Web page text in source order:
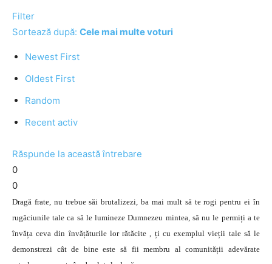
Filter
Sortează după: Cele mai multe voturi
Newest First
Oldest First
Random
Recent activ
Răspunde la această întrebare
0
0
Dragă frate, nu trebue săi brutalizezi, ba mai mult să te rogi pentru ei în
rugăciunile tale ca să le lumineze Dumnezeu mintea, să nu le permiți a te
învăța ceva din învățăturile lor rătăcite , ți cu exemplul vieții tale să le
demonstrezi cât de bine este să fii membru al comunității adevărate